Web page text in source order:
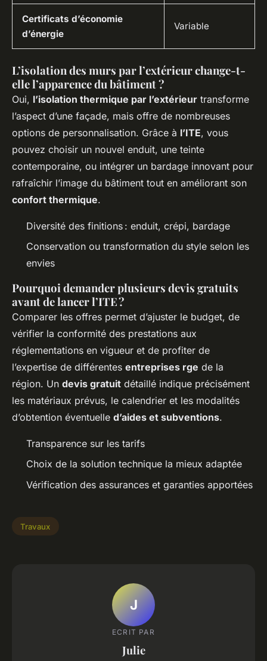
Certificats d’économie
d’énergie
Variable
L’isolation des murs par l’extérieur change-t-
elle l’apparence du bâtiment ?
Oui, l’isolation thermique par l’extérieur transforme
l’aspect d’une façade, mais offre de nombreuses
options de personnalisation. Grâce à l’ITE, vous
pouvez choisir un nouvel enduit, une teinte
contemporaine, ou intégrer un bardage innovant pour
rafraîchir l’image du bâtiment tout en améliorant son
confort thermique.
Diversité des finitions : enduit, crépi, bardage
Conservation ou transformation du style selon les
envies
Pourquoi demander plusieurs devis gratuits
avant de lancer l’ITE ?
Comparer les offres permet d’ajuster le budget, de
vérifier la conformité des prestations aux
réglementations en vigueur et de profiter de
l’expertise de différentes entreprises rge de la
région. Un devis gratuit détaillé indique précisément
les matériaux prévus, le calendrier et les modalités
d’obtention éventuelle d’aides et subventions.
Transparence sur les tarifs
Choix de la solution technique la mieux adaptée
Vérification des assurances et garanties apportées
Travaux
J
ECRIT PAR
Julie